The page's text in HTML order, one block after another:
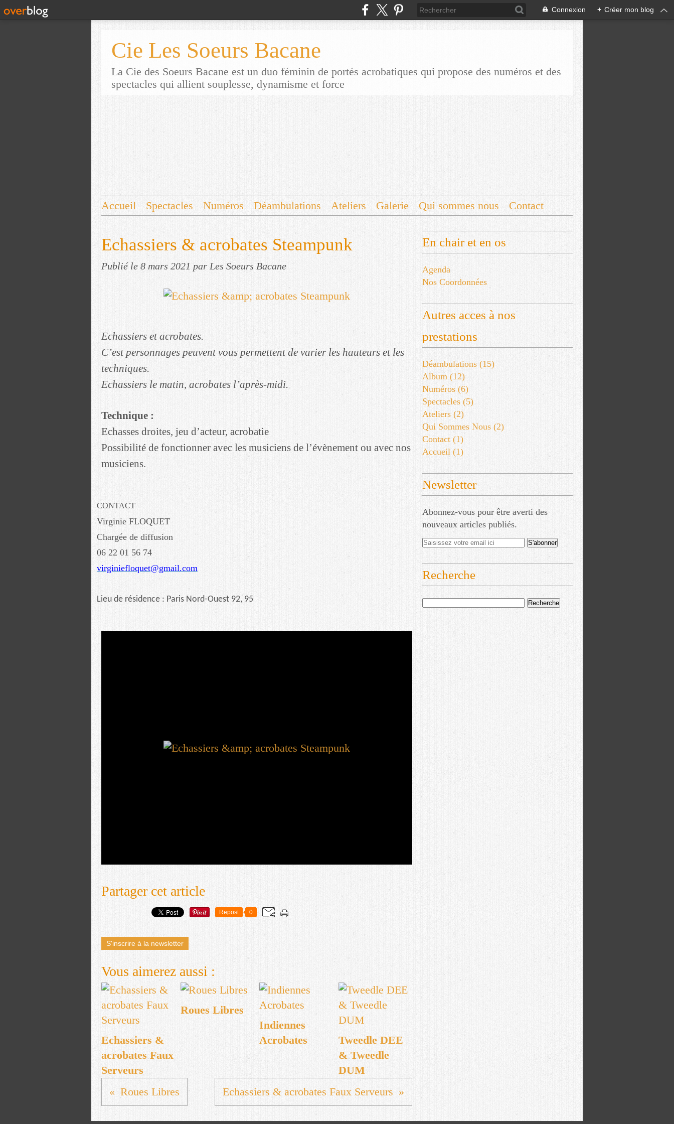
Connexion + Créer mon blog
Cie Les Soeurs Bacane
La Cie des Soeurs Bacane est un duo féminin de portés acrobatiques qui propose des numéros et des
spectacles qui allient souplesse, dynamisme et force
Accueil Spectacles Numéros Déambulations Ateliers Galerie Qui sommes nous Contact
Echassiers & acrobates Steampunk
Publié le 8 mars 2021 par Les Soeurs Bacane
Echassiers et acrobates.
C’est personnages peuvent vous permettent de varier les hauteurs et les
techniques.
Echassiers le matin, acrobates l’après-midi.
Technique :
Echasses droites, jeu d’acteur, acrobatie
Possibilité de fonctionner avec les musiciens de l’évènement ou avec nos
musiciens.
CONTACT
Virginie FLOQUET
Chargée de diffusion
06 22 01 56 74
virginiefloquet@gmail.com
Lieu de résidence : Paris Nord-Ouest 92, 95
Partager cet article
Repost 0
S'inscrire à la newsletter
Vous aimerez aussi :
Echassiers &
acrobates Faux
Serveurs
Roues Libres
Indiennes
Acrobates
Tweedle DEE
& Tweedle
DUM
Roues Libres
Echassiers & acrobates Faux Serveurs
En chair et en os
Agenda
Nos Coordonnées
Autres acces à nos
prestations
Déambulations (15)
Album (12)
Numéros (6)
Spectacles (5)
Ateliers (2)
Qui Sommes Nous (2)
Contact (1)
Accueil (1)
Newsletter
Abonnez-vous pour être averti des
nouveaux articles publiés.
Recherche